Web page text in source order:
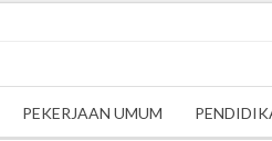
PEKERJAAN UMUM